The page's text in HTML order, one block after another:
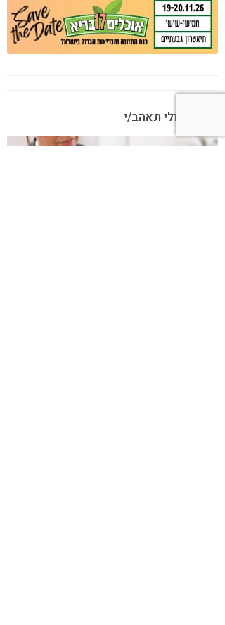
בנוסף אולי תאהב/י